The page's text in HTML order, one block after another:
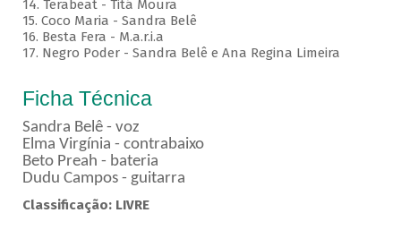
14. Terabeat - Titá Moura
15. Coco Maria - Sandra Belê
16. Besta Fera - M.a.r.i.a
17. Negro Poder - Sandra Belê e Ana Regina Limeira
Ficha Técnica
Sandra Belê - voz
Elma Virgínia - contrabaixo
Beto Preah - bateria
Dudu Campos - guitarra
Classificação: LIVRE